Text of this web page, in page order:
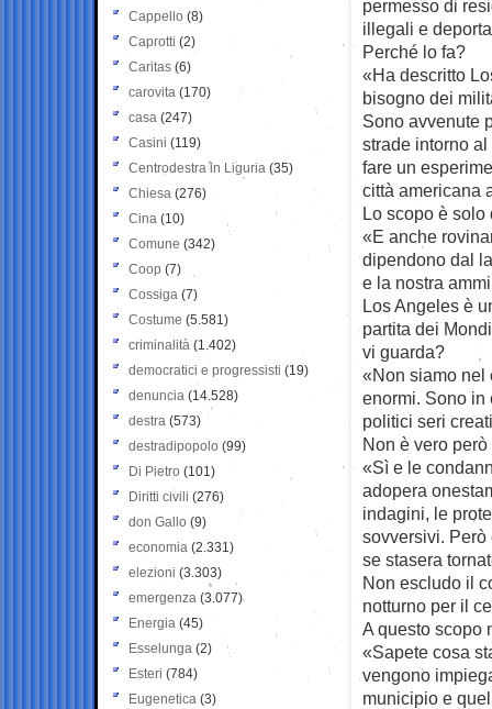
permesso di
illegali e
Perché lo fa?
«Ha descritto
bisogno dei
Sono avvenute
strade intorno
fare un
città americana
Lo scopo è solo
«E anche
dipendono dal
e la nostra
Los Angeles è
partita dei
vi guarda?
«Non siamo nel
enormi. Sono in
politici seri
Non è vero
«Sì e le
adopera
indagini, le
sovversivi. Però
se stasera
Non escludo il
notturno per il
A questo scopo
«Sapete cosa
vengono
municipio e
Cappello (8)
Caprotti (2)
Caritas (6)
carovita (170)
casa (247)
Casini (119)
Centrodestra in Liguria (35)
Chiesa (276)
Cina (10)
Comune (342)
Coop (7)
Cossiga (7)
Costume (5.581)
criminalità (1.402)
democratici e progressisti (19)
denuncia (14.528)
destra (573)
destradipopolo (99)
Di Pietro (101)
Diritti civili (276)
don Gallo (9)
economia (2.331)
elezioni (3.303)
emergenza (3.077)
Energia (45)
Esselunga (2)
Esteri (784)
Eugenetica (3)